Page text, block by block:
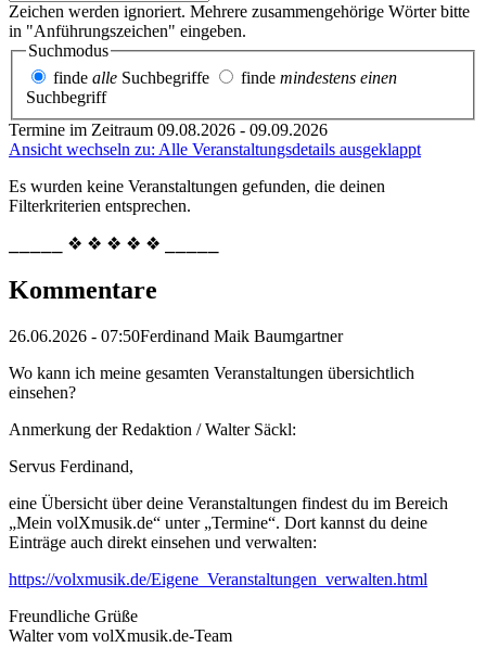
Zeichen werden ignoriert. Mehrere zusammengehörige Wörter bitte
in "Anführungszeichen" eingeben.
Suchmodus
finde alle Suchbegriffe finde mindestens einen
Suchbegriff
Termine im Zeitraum 09.08.2026 - 09.09.2026
Ansicht wechseln zu: Alle Veranstaltungsdetails ausgeklappt
Es wurden keine Veranstaltungen gefunden, die deinen
Filterkriterien entsprechen.
⎯⎯⎯⎯⎯ ❖ ❖ ❖ ❖ ❖ ⎯⎯⎯⎯⎯
Kommentare
26.06.2026 - 07:50Ferdinand Maik Baumgartner
Wo kann ich meine gesamten Veranstaltungen übersichtlich
einsehen?
Anmerkung der Redaktion /Walter Säckl:
Servus Ferdinand,
eine Übersicht über deine Veranstaltungen findest du im Bereich
„Mein volXmusik.de“ unter „Termine“. Dort kannst du deine
Einträge auch direkt einsehen und verwalten:
https://volxmusik.de/Eigene_Veranstaltungen_verwalten.html
Freundliche Grüße
Walter vom volXmusik.de-Team